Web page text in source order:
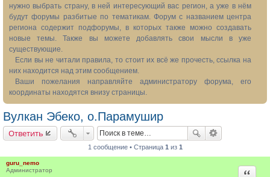
нужно выбрать страну, в ней интересующий вас регион, а уже в нём
будут форумы разбитые по тематикам. Форум с названием центра
региона содержит подфорумы, в которых также можно создавать
новые темы. Также вы можете добавлять свои мысли в уже
существующие.
Если вы не читали правила, то стоит их всё же прочесть, ссылка на
них находится над этим сообщением.
Ваши пожелания направляйте администратору форума, его
координаты находятся внизу страницы.
Вулкан Эбеко, о.Парамушир
Ответить
1 сообщение • Страница 1 из 1
guru_nemo
Администратор
Цитата